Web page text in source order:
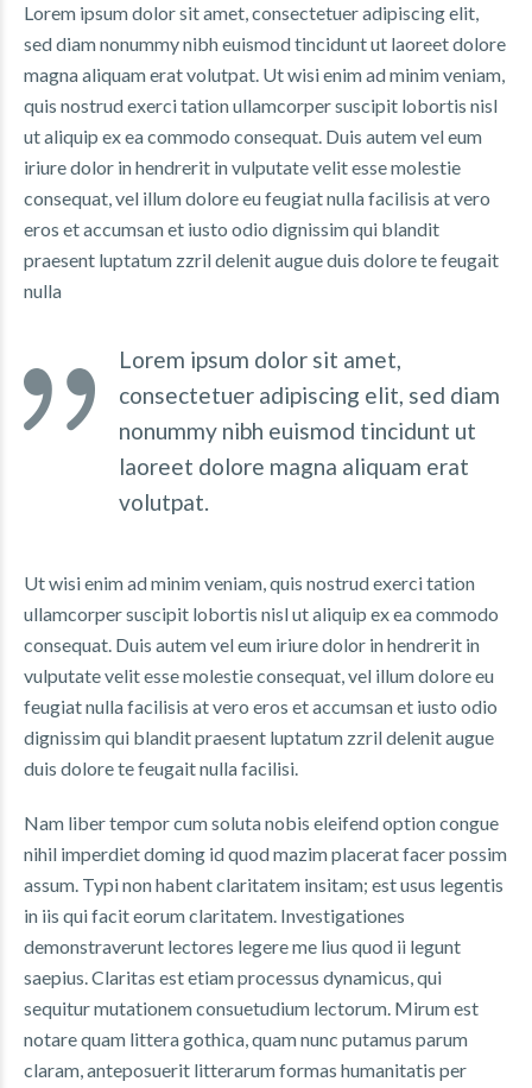
Lorem ipsum dolor sit amet, consectetuer adipiscing elit,
sed diam nonummy nibh euismod tincidunt ut laoreet dolore
magna aliquam erat volutpat. Ut wisi enim ad minim veniam,
quis nostrud exerci tation ullamcorper suscipit lobortis nisl
ut aliquip ex ea commodo consequat. Duis autem vel eum
iriure dolor in hendrerit in vulputate velit esse molestie
consequat, vel illum dolore eu feugiat nulla facilisis at vero
eros et accumsan et iusto odio dignissim qui blandit
praesent luptatum zzril delenit augue duis dolore te feugait
nulla
Lorem ipsum dolor sit amet,
consectetuer adipiscing elit, sed diam
nonummy nibh euismod tincidunt ut
laoreet dolore magna aliquam erat
volutpat.
Ut wisi enim ad minim veniam, quis nostrud exerci tation
ullamcorper suscipit lobortis nisl ut aliquip ex ea commodo
consequat. Duis autem vel eum iriure dolor in hendrerit in
vulputate velit esse molestie consequat, vel illum dolore eu
feugiat nulla facilisis at vero eros et accumsan et iusto odio
dignissim qui blandit praesent luptatum zzril delenit augue
duis dolore te feugait nulla facilisi.
Nam liber tempor cum soluta nobis eleifend option congue
nihil imperdiet doming id quod mazim placerat facer possim
assum. Typi non habent claritatem insitam; est usus legentis
in iis qui facit eorum claritatem. Investigationes
demonstraverunt lectores legere me lius quod ii legunt
saepius. Claritas est etiam processus dynamicus, qui
sequitur mutationem consuetudium lectorum. Mirum est
notare quam littera gothica, quam nunc putamus parum
claram, anteposuerit litterarum formas humanitatis per